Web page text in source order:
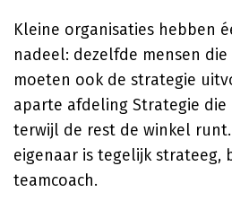
Kleine organisaties hebben
nadeel: dezelfde mensen
moeten ook de strategie
aparte afdeling Strategie
terwijl de rest de winkel
eigenaar is tegelijk strateeg,
teamcoach.